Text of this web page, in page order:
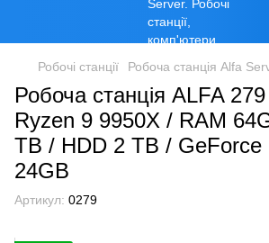
Робочі станції Робоча станція Alfa
Робоча станція ALFA
Ryzen 9 9950X / RAM
TB / HDD 2 TB / GeForce
24GB
Артикул: 0279